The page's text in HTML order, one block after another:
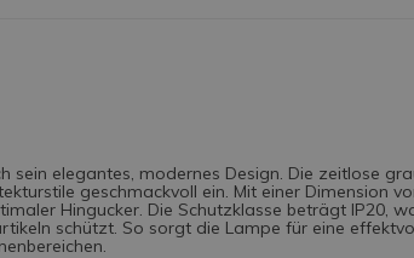
sein elegantes, modernes Design. Die zeitlose
geschmackvoll ein. Mit einer Dimension
Hingucker. Die Schutzklasse beträgt IP20,
schützt. So sorgt die Lampe für eine